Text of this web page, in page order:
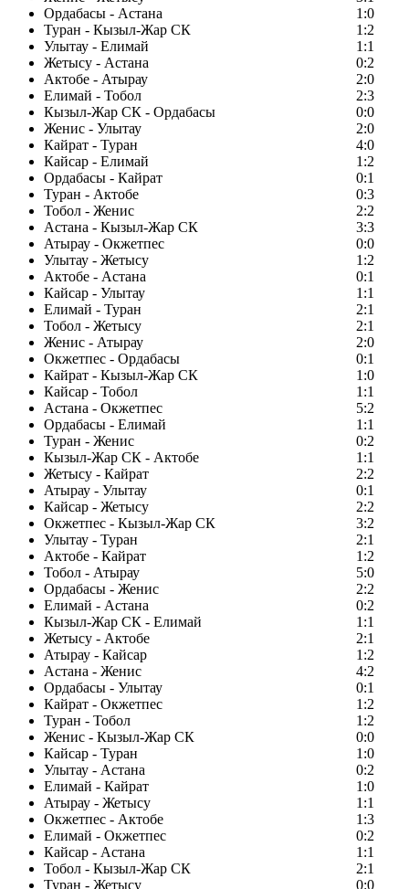
Ордабасы - Астана
1:0
Туран - Кызыл-Жар СК
1:2
Улытау - Елимай
1:1
Жетысу - Астана
0:2
Актобе - Атырау
2:0
Елимай - Тобол
2:3
Кызыл-Жар СК - Ордабасы
0:0
Женис - Улытау
2:0
Кайрат - Туран
4:0
Кайсар - Елимай
1:2
Ордабасы - Кайрат
0:1
Туран - Актобе
0:3
Тобол - Женис
2:2
Астана - Кызыл-Жар СК
3:3
Атырау - Окжетпес
0:0
Улытау - Жетысу
1:2
Актобе - Астана
0:1
Кайсар - Улытау
1:1
Елимай - Туран
2:1
Тобол - Жетысу
2:1
Женис - Атырау
2:0
Окжетпес - Ордабасы
0:1
Кайрат - Кызыл-Жар СК
1:0
Кайсар - Тобол
1:1
Астана - Окжетпес
5:2
Ордабасы - Елимай
1:1
Туран - Женис
0:2
Кызыл-Жар СК - Актобе
1:1
Жетысу - Кайрат
2:2
Атырау - Улытау
0:1
Кайсар - Жетысу
2:2
Окжетпес - Кызыл-Жар СК
3:2
Улытау - Туран
2:1
Актобе - Кайрат
1:2
Тобол - Атырау
5:0
Ордабасы - Женис
2:2
Елимай - Астана
0:2
Кызыл-Жар СК - Елимай
1:1
Жетысу - Актобе
2:1
Атырау - Кайсар
1:2
Астана - Женис
4:2
Ордабасы - Улытау
0:1
Кайрат - Окжетпес
1:2
Туран - Тобол
1:2
Женис - Кызыл-Жар СК
0:0
Кайсар - Туран
1:0
Улытау - Астана
0:2
Елимай - Кайрат
1:0
Атырау - Жетысу
1:1
Окжетпес - Актобе
1:3
Елимай - Окжетпес
0:2
Кайсар - Астана
1:1
Тобол - Кызыл-Жар СК
2:1
Туран - Жетысу
0:0